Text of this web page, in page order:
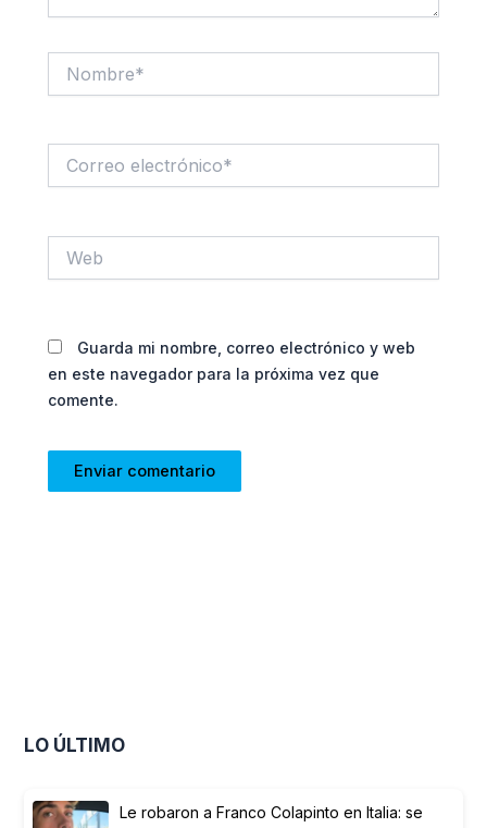
electrónico*
Guarda mi nombre, correo electrónico y web
en este navegador para la próxima vez que
comente.
LO ÚLTIMO
Le robaron a Franco Colapinto en Italia: se